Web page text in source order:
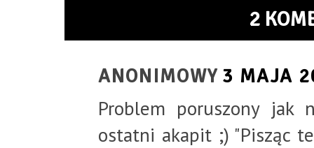
2
ANONIMOWY 3 MAJA
Problem poruszony jak
ostatni akapit ;) "Pisząc